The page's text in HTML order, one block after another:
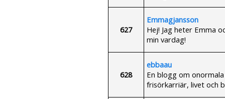
627
Emmagjansson
Hej! Jag heter Emma
min vardag!
628
ebbaau
En blogg om
frisörkarriär, livet och